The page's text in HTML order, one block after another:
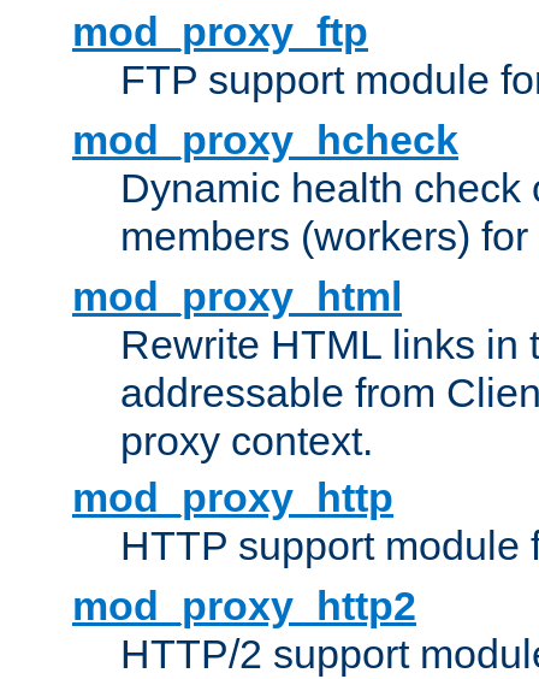
mod_proxy_ftp
FTP support module
mod_proxy_hcheck
Dynamic health check
members (workers) for
mod_proxy_html
Rewrite HTML links in
addressable from
proxy context.
mod_proxy_http
HTTP support module
mod_proxy_http2
HTTP/2 support